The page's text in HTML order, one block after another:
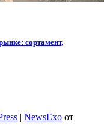
сортамент,
NewsExo от